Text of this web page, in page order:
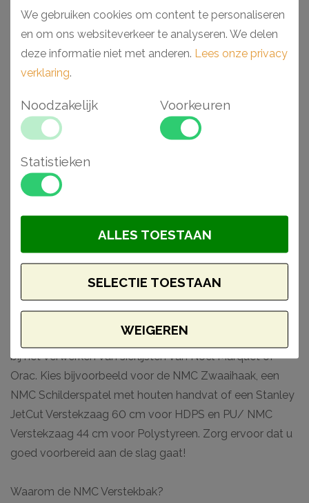
maandag verzonden
Moet het sneller? Bel ons
op!
Aantal
BESTELLEN
Omschrijving
De NMC Verstekbak MB2 - 35 cm x 15 cm x 15 cm is een
solide verstekbak gemaakt van MDF. Het design is zo
maken in hoeken van 45° en 90° graden.
Uw gereedschap compleet maken?
NMC heeft nog veel meer praktische tools die u helpen
bij het verwerken van sierlijsten van Noel Marquet of
Orac. Kies bijvoorbeeld voor de NMC Zwaaihaak, een
NMC Schilderspatel met houten handvat of een Stanley
JetCut Verstekzaag 60 cm voor HDPS en PU/ NMC
Verstekzaag 44 cm voor Polystyreen. Zorg ervoor dat u
goed voorbereid aan de slag gaat!
Waarom de NMC Verstekbak?
We gebruiken cookies om content te personaliseren
en om ons websiteverkeer te analyseren. We delen
deze informatie niet met anderen. Lees onze privacy
verklaring.
Noodzakelijk Voorkeuren
Statistieken
WEIGEREN
SELECTIE TOESTAAN
ALLES TOESTAAN